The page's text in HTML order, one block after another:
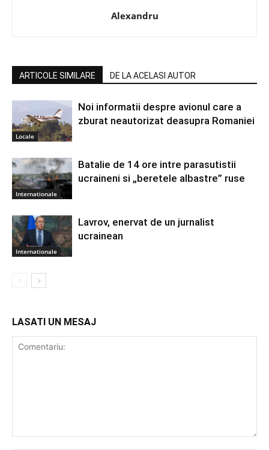
Alexandru
ARTICOLE SIMILARE DE LA ACELASI AUTOR
Locale
Noi informatii despre avionul care a
zburat neautorizat deasupra Romaniei
Internationale
Batalie de 14 ore intre parasutistii
ucraineni si „beretele albastre” ruse
Internationale
Lavrov, enervat de un jurnalist
ucrainean
LASATI UN MESAJ